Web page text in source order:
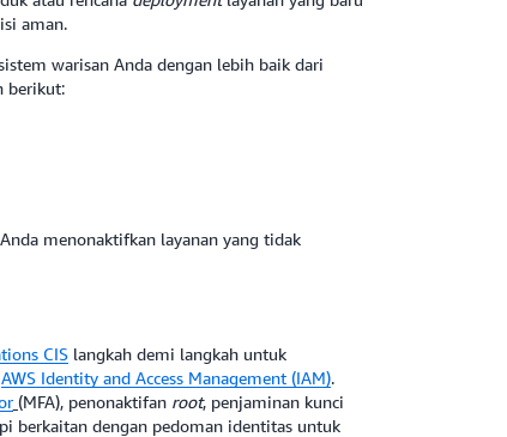
aman.
warisan Anda dengan lebih baik dari
berikut:
menonaktifkan layanan yang tidak
CISlangkah demi langkah untuk
AWS Identity and Access Management (IAM).
(MFA), penonaktifan root, penjaminan kunci
berkaitan dengan pedoman identitas untuk